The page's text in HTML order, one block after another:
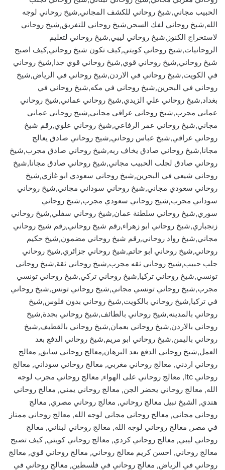
الحبيب مجاني,شيخ روحاني للكشف المجاني,شيخ روحاني لوجه
الله,شيخ روحاني لفك السحر,شيخ روحاني للتفريق,شيخ روحاني
لاستخراج الكنوز,شيخ روحاني ليبي,شيخ روحاني لتعليم
الروحانيات,شيخ روحاني كويتي,كيف تكون شيخ روحاني,كيف اصبح
شيخ روحاني,شيخ روحاني قوي,شيخ روحاني قوي جدا,شيخ روحاني
في الكويت,شيخ روحاني في الاردن,شيخ روحاني في الرياض,شيخ
روحاني في البحرين,شيخ روحاني في مكه,شيخ روحاني في
بغداد,شيخ روحاني علي الزيدي,شيخ روحاني عماني,شيخ روحاني
عماني مجرب,شيخ روحاني عراقي مجاني,شيخ روحاني عماني
مجاني,شيخ روحاني عمر الرفاعي,شيخ روحاني علوي,رقم شيخ
روحاني عراقي,شيخ عباس روحاني,شيخ روحاني صادق يعالج
مجانا,شيخ روحاني صادق يخاف ربه,شيخ روحاني صادق مجرب,شيخ
روحاني صادق لجلب الحبيب مجاني,شيخ روحاني صادق مجانا,شيخ
روحاني شيعي في البحرين,شيخ روحاني سعودي ابو غازي,شيخ
روحاني سعودي مجاني,شيخ روحاني سوداني مجاني,شيخ روحاني
سوداني مجرب,شيخ روحاني سعودي مجرب,شيخ روحاني
سوري,شيخ روحاني سلطنة عمان,شيخ روحاني سفلي,شيخ روحاني
زنجباري,شيخ روحاني ابو زهراء,رقم شيخ روحاني,رقم شيخ روحاني
مجاني,شيخ رواد روحاني,رقم شيخ روحاني مضمون,شيخ حكيم
روحاني,شيخ روحاني ابو حاتم,شيخ روحاني جزائري,شيخ روحاني
جلب حبيب,شيخ روحاني ثقه مجرب,شيخ روحاني ثقة,شيخ روحاني
تونسي,شيخ روحاني تركيا,شيخ روحاني تركي,شيخ روحاني تونسي
مجرب,شيخ روحاني تونسي مجاني,شيخ روحاني تونس,شيخ روحاني
في تركيا,شيخ روحاني بالكويت,شيخ روحاني بدون فلوس,شيخ
روحاني بالمدينه,شيخ روحاني بالطائف,شيخ روحاني بجدة,شيخ
روحاني بالاردن,شيخ روحاني بعمان,شيخ روحاني بالقطيف,شيخ
روحاني باليمن,شيخ روحاني ابو مريم,شيخ روحاني الدفع بعد
العمل,شيخ روحاني الدفع بعد البرهان,معالج روحاني سابق, معالج
روحاني اردني, معالج روحاني مغربي, معالج روحاني سوداني, معالج
روحاني ltc, معالج روحاني على الهواء, معالج روحاني مجرب لوجه
الله, معالج روحاني يحضر الجن, معالج روحاني يمني, معالج روحاني
هندي, الشيخ نبيل معالج روحاني, معالج روحاني مصري, معالج
روحاني مجاني, معالج روحاني مجاني لوجه الله, معالج روحاني ممتاز
في مصر, معالج روحاني لوجه الله, معالج روحاني لبناني, معالج
روحاني ليبي, معالج روحاني كردي, معالج روحاني كويتي, كيف تصبح
معالج روحاني, احسن كريم معالج روحاني, معالج روحاني قوي, معالج
روحاني في الرياض, معالج روحاني في فلسطين, معالج روحاني في